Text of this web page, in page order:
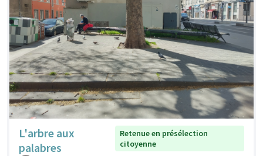
L'arbre aux
palabres
Retenue en présélection
citoyenne